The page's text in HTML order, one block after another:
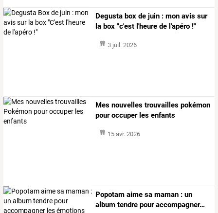
Degusta box de juin : mon avis sur
la box "c'est l'heure de l'apéro !"
3 juil. 2026
Mes nouvelles trouvailles pokémon
pour occuper les enfants
15 avr. 2026
Popotam aime sa maman : un
album tendre pouraccompagner…